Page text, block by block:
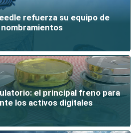
refuerza su equipo de
el principal freno para
los activos digitales